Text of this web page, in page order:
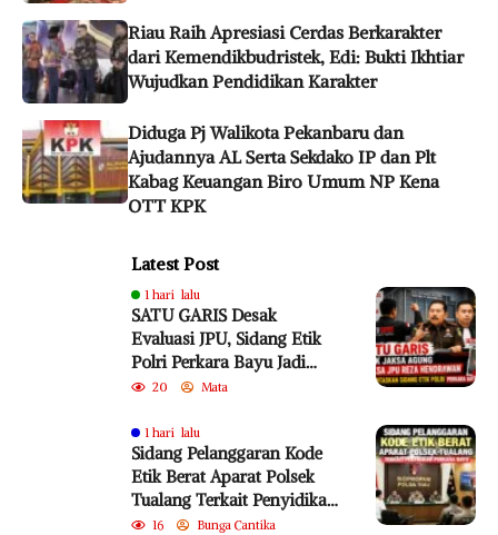
Riau Raih Apresiasi Cerdas Berkarakter
dari Kemendikbudristek, Edi: Bukti Ikhtiar
Wujudkan Pendidikan Karakter
Diduga Pj Walikota Pekanbaru dan
Ajudannya AL Serta Sekdako IP dan Plt
Kabag Keuangan Biro Umum NP Kena
OTT KPK
Latest Post
1 hari lalu
SATU GARIS Desak
Evaluasi JPU, Sidang Etik
Polri Perkara Bayu Jadi
Sorotan
20 Mata
1 hari lalu
Sidang Pelanggaran Kode
Etik Berat Aparat Polsek
Tualang Terkait Penyidikan
Perkara Bayu
16 Bunga Cantika